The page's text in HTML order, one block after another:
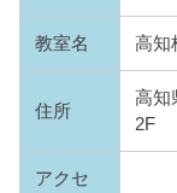
教室名 高知
住所
高知
2F
アクセ